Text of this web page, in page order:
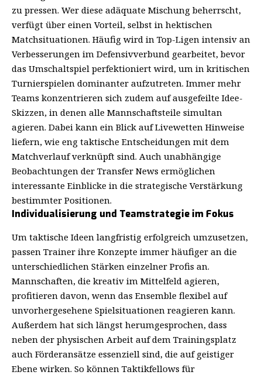
zu pressen. Wer diese adäquate Mischung beherrscht,
verfügt über einen Vorteil, selbst in hektischen
Matchsituationen. Häufig wird in Top-Ligen intensiv an
Verbesserungen im Defensivverbund gearbeitet, bevor
das Umschaltspiel perfektioniert wird, um in kritischen
Turnierspielen dominanter aufzutreten. Immer mehr
Teams konzentrieren sich zudem auf ausgefeilte Idee-
Skizzen, in denen alle Mannschaftsteile simultan
agieren. Dabei kann ein Blick auf Livewetten Hinweise
liefern, wie eng taktische Entscheidungen mit dem
Matchverlauf verknüpft sind. Auch unabhängige
Beobachtungen der Transfer News ermöglichen
interessante Einblicke in die strategische Verstärkung
bestimmter Positionen.
Individualisierung und Teamstrategie im Fokus
Um taktische Ideen langfristig erfolgreich umzusetzen,
passen Trainer ihre Konzepte immer häufiger an die
unterschiedlichen Stärken einzelner Profis an.
Mannschaften, die kreativ im Mittelfeld agieren,
profitieren davon, wenn das Ensemble flexibel auf
unvorhergesehene Spielsituationen reagieren kann.
Außerdem hat sich längst herumgesprochen, dass
neben der physischen Arbeit auf dem Trainingsplatz
auch Förderansätze essenziell sind, die auf geistiger
Ebene wirken. So können Taktikfellows für